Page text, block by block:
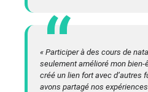
« Participer à des cours de
seulement amélioré mon
créé un lien fort avec d’autres
avons partagé nos